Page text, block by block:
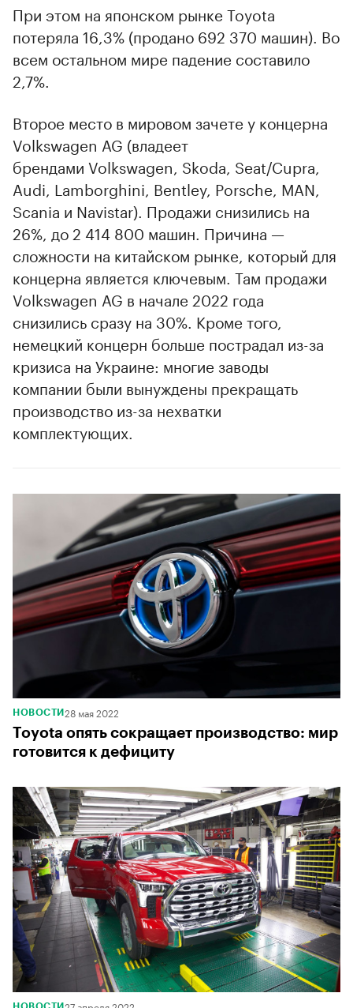
При этом на японском рынке Toyota
потеряла 16,3% (продано 692 370 машин). Во
всем остальном мире падение составило
2,7%.
Второе место в мировом зачете у концерна
Volkswagen AG (владеет
брендами Volkswagen, Skoda, Seat/Cupra,
Audi, Lamborghini, Bentley, Porsche, MAN,
Scania и Navistar). Продажи снизились на
26%, до 2 414 800 машин. Причина —
сложности на китайском рынке, который для
концерна является ключевым. Там продажи
Volkswagen AG в начале 2022 года
снизились сразу на 30%. Кроме того,
немецкий концерн больше пострадал из-за
кризиса на Украине: многие заводы
компании были вынуждены прекращать
производство из-за нехватки
комплектующих.
НОВОСТИ 28 мая 2022
Toyota опять сокращает производство: мир
готовится к дефициту